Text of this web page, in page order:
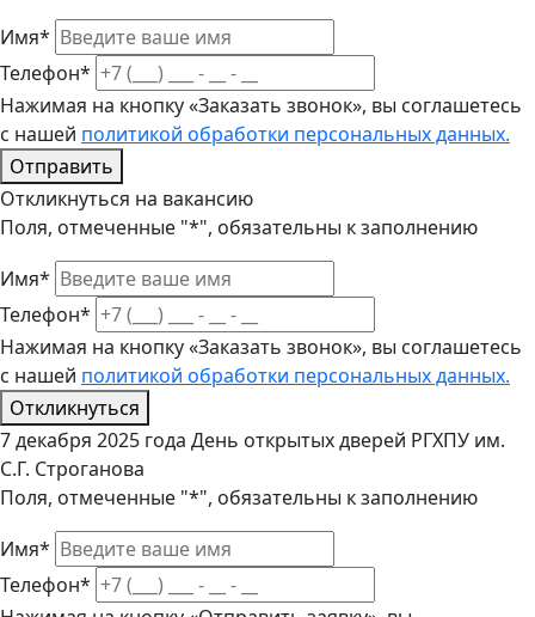
Имя*
Телефон*
Нажимая на кнопку «Заказать звонок», вы соглашетесь
с нашей политикой обработки персональных данных.
Отправить
Откликнуться на вакансию
Поля, отмеченные "*", обязательны к заполнению
Имя*
Телефон*
Нажимая на кнопку «Заказать звонок», вы соглашетесь
с нашей политикой обработки персональных данных.
Откликнуться
7 декабря 2025 года День открытых дверей РГХПУ им.
С.Г. Строганова
Поля, отмеченные "*", обязательны к заполнению
Имя*
Телефон*